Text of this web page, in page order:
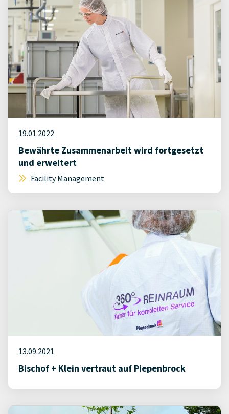
19.01.2022
Bewährte Zusammenarbeit wird fortgesetzt
und erweitert
Facility Management
13.09.2021
Bischof + Klein vertraut auf Piepenbrock